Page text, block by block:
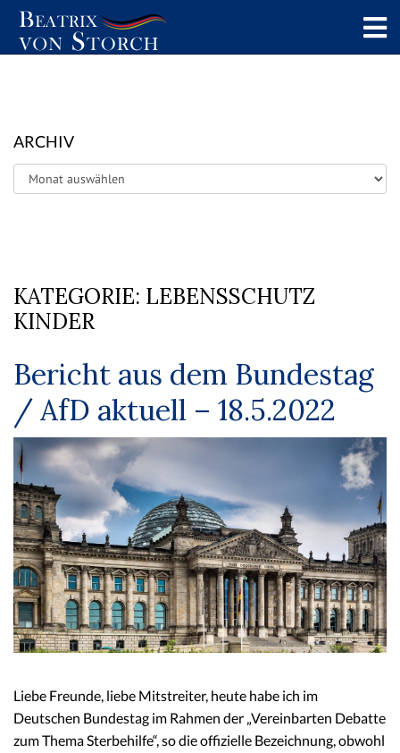
ARCHIV
Archiv
KATEGORIE: LEBENSSCHUTZ
KINDER
Bericht aus dem Bundestag
/ AfD aktuell – 18.5.2022
Liebe Freunde, liebe Mitstreiter, heute habe ich im
Deutschen Bundestag im Rahmen der „Vereinbarten Debatte
zum Thema Sterbehilfe“, so die offizielle Bezeichnung, obwohl